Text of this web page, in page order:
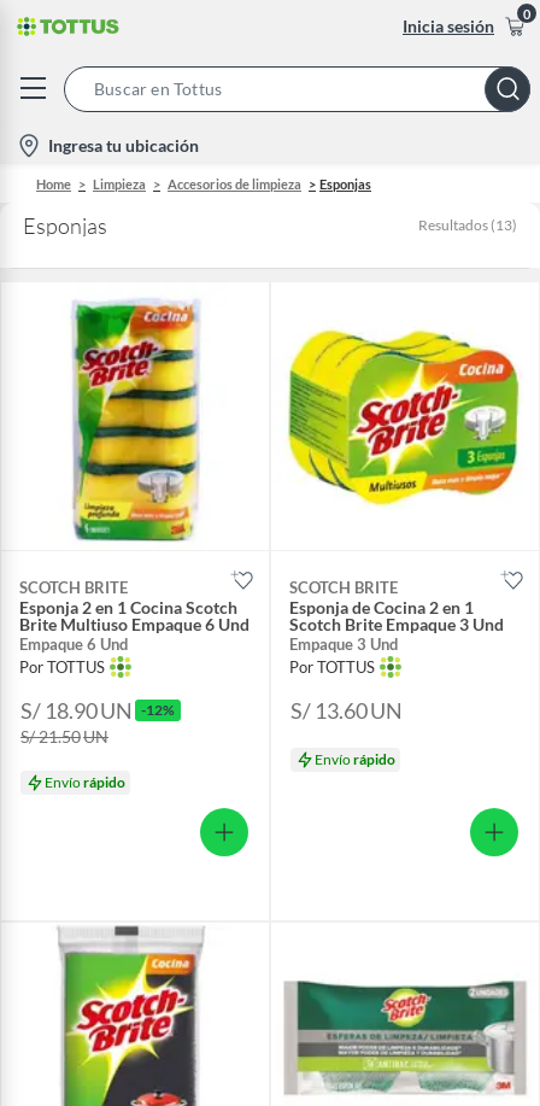
Inicia sesión
0
Bar
location-
icon
Ingresa tu ubicación
Home Limpieza Accesorios de limpieza Esponjas
Esponjas Resultados (13)
SCOTCH BRITE
Esponja 2 en 1 Cocina Scotch
Brite Multiuso Empaque 6 Und
Empaque 6 Und
Por TOTTUS
S/ 18.90UN -12%
S/ 21.50UN
Envíorápido
SCOTCH BRITE
Esponja de Cocina 2 en 1
Scotch Brite Empaque 3 Und
Empaque 3 Und
Por TOTTUS
S/ 13.60UN
Envíorápido